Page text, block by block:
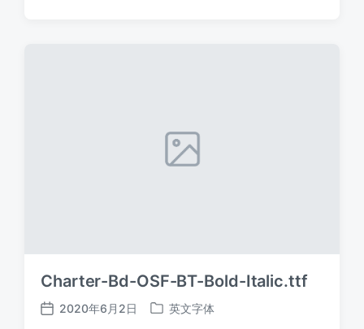
Charter-Bd-OSF-BT-Bold-Italic.ttf
发
2020年6月2日
发
英文字体